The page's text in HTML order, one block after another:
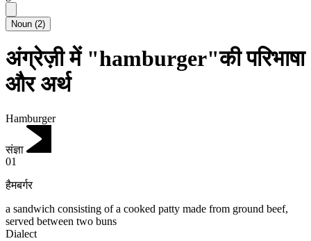
Noun (2)
अंग्रेज़ी में "hamburger"की परिभाषा
और अर्थ
Hamburger
संज्ञा
01
हैमबर्गर
a sandwich consisting of a cooked patty made from ground beef,
served between two buns
Dialect